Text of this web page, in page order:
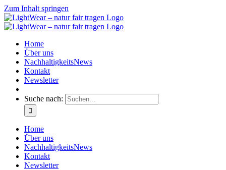
Zum Inhalt springen
Home
Über uns
NachhaltigkeitsNews
Kontakt
Newsletter
Suche nach:
Home
Über uns
NachhaltigkeitsNews
Kontakt
Newsletter